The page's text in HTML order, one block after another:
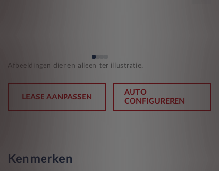
Afbeeldingen dienen alleen ter illustratie.
LEASE AANPASSEN
AUTO
CONFIGUREREN
Kenmerken